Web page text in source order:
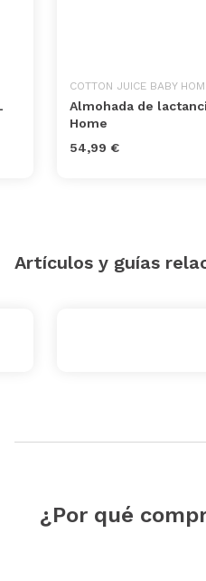
COTTON JUICE BABY
Almohada de
Home
54,99 €
Artículos y guías
¿Por qué